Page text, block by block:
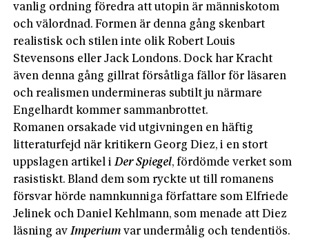
vanlig ordning föredra att utopin är människotom
och välordnad. Formen är denna gång skenbart
realistisk och stilen inte olik Robert Louis
Stevensons eller Jack Londons. Dock har Kracht
även denna gång gillrat försåtliga fällor för läsaren
och realismen undermineras subtilt ju närmare
Engelhardt kommer sammanbrottet.
Romanen orsakade vid utgivningen en häftig
litteraturfejd när kritikern Georg Diez, i en stort
uppslagen artikel iDer Spiegel,fördömde verket som
rasistiskt. Bland dem som ryckte ut till romanens
försvar hörde namnkunniga författare som Elfriede
Jelinek och Daniel Kehlmann, som menade att Diez
läsning avImperium var undermålig och tendentiös.